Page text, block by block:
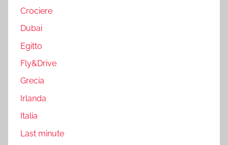
Crociere
Dubai
Egitto
Fly&Drive
Grecia
Irlanda
Italia
Last minute